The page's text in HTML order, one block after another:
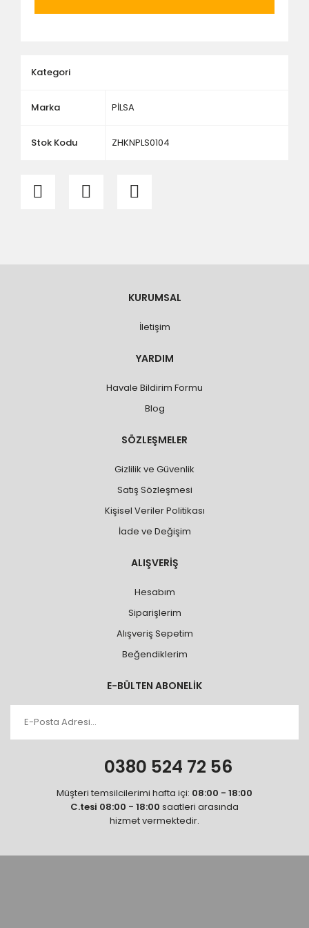
Kategori
Marka PİLSA
Stok Kodu ZHKNPLS0104
KURUMSAL
İletişim
YARDIM
Havale Bildirim Formu
Blog
SÖZLEŞMELER
Gizlilik ve Güvenlik
Satış Sözleşmesi
Kişisel Veriler Politikası
İade ve Değişim
ALIŞVERİŞ
Hesabım
Siparişlerim
Alışveriş Sepetim
Beğendiklerim
E-BÜLTEN ABONELİK
0380 524 72 56
Müşteri temsilcilerimi hafta içi: 08:00 - 18:00
C.tesi 08:00 - 18:00 saatleri arasında
hizmet vermektedir.